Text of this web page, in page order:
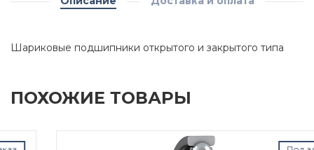
Шариковые подшипники открытого и закрытого типа
ПОХОЖИЕ ТОВАРЫ